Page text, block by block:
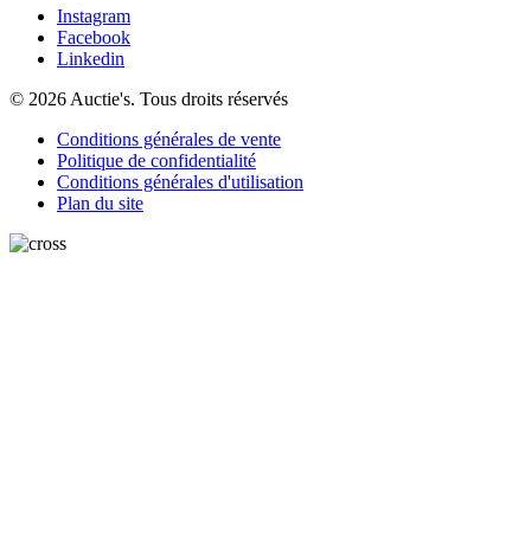
Instagram
Facebook
Linkedin
© 2026 Auctie's. Tous droits réservés
Conditions générales de vente
Politique de confidentialité
Conditions générales d'utilisation
Plan du site